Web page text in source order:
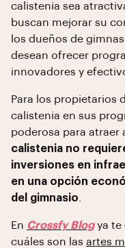
calistenia sea
buscan mejorar su
los dueños de
desean ofrecer
innovadores y
Para los propietarios
calistenia en sus
poderosa para atraer
calistenia no
inversiones en
en una opción
del gimnasio
En Crossfy Blogya te
cuáles son las artes